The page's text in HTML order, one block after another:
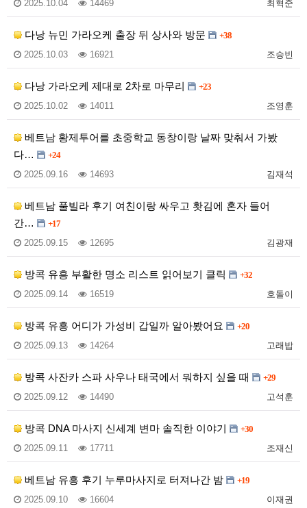
최혁준
2025.10.04 14469
다낭 뉴민 가라오케 출장 뒤 상사와 방문 +38
조승빈
2025.10.03 16921
다낭 가라오케 제대로 2차로 마무리 +23
조영훈
2025.10.02 14011
베트남 황제투어를 초중학교 동창이랑 날짜 맞춰서 가봤
다…
+24
김재석
2025.09.16 14693
베트남 풀빌라 후기 여친이랑 싸우고 홧김에 혼자 들어
간…
+17
김광재
2025.09.15 12695
방콕 유흥 부활한 명소 리스트 읽어보기 클릭 +32
호돌이
2025.09.14 16519
방콕 유흥 어디가 가성비 갑일까 알아봤어요 +20
고래밥
2025.09.13 14264
방콕 사잔카 스파 사우나 태국에서 뭐하지 싶을 때 +29
고석훈
2025.09.12 14490
방콕 DNA 마사지 신세계 변마 솔직한 이야기 +30
조재신
2025.09.11 17711
베트남 유흥 후기 누루마사지로 터져나간 밤 +19
이재권
2025.09.10 16604